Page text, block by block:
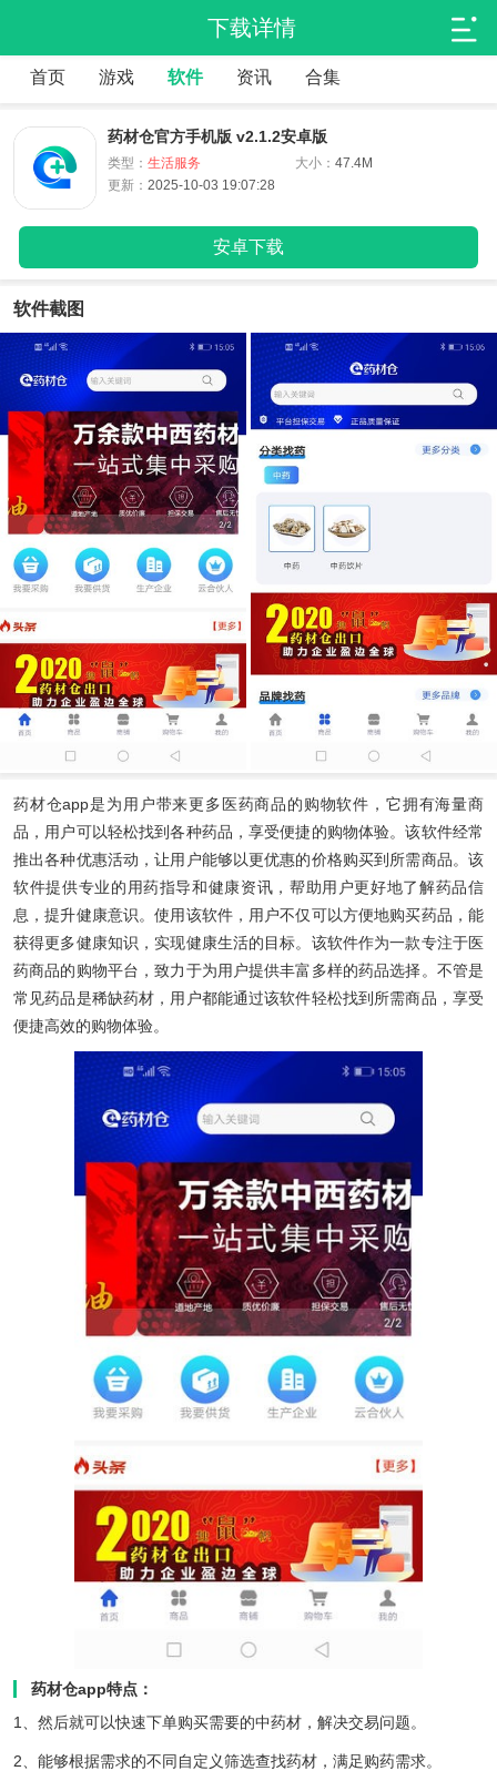
下载详情
首页 游戏 软件 资讯 合集
药材仓官方手机版 v2.1.2安卓版
类型： 生活服务 大小：47.4M
更新： 2025-10-03 19:07:28
安卓下载
软件截图
药材仓app是为用户带来更多医药商品的购物软件，它拥有海量商
品，用户可以轻松找到各种药品，享受便捷的购物体验。该软件经常
推出各种优惠活动，让用户能够以更优惠的价格购买到所需商品。该
软件提供专业的用药指导和健康资讯，帮助用户更好地了解药品信
息，提升健康意识。使用该软件，用户不仅可以方便地购买药品，能
获得更多健康知识，实现健康生活的目标。该软件作为一款专注于医
药商品的购物平台，致力于为用户提供丰富多样的药品选择。不管是
常见药品是稀缺药材，用户都能通过该软件轻松找到所需商品，享受
便捷高效的购物体验。
药材仓app特点：
1、然后就可以快速下单购买需要的中药材，解决交易问题。
2、能够根据需求的不同自定义筛选查找药材，满足购药需求。